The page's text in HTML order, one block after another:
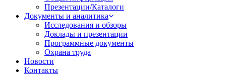
Презентации/Каталоги
Документы и аналитика
Исследования и обзоры
Доклады и презентации
Программные документы
Охрана труда
Новости
Контакты